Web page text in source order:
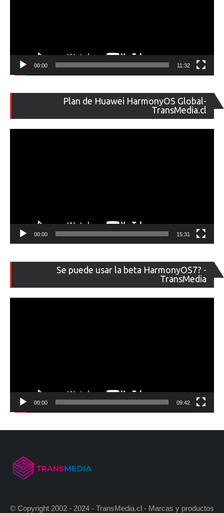
00:00 11:32
Plan de Huawei HarmonyOS Global-
TransMedia.cl
de
00:00 15:31
Se puede usar la beta HarmonyOS7? -
TransMedia
de
00:00 09:42
© Copyright 2002 - 2024 - TransMedia.cl - Marcas y productos